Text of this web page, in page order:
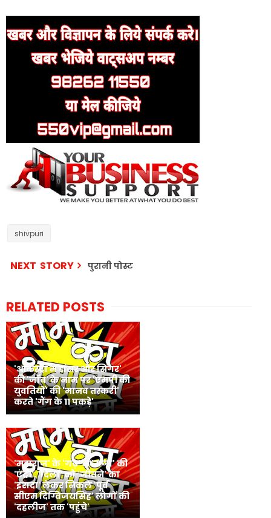
shivpuri
NEXT STORY पुरानी पोस्ट
RELATED POSTS
'आर्केस्ट्रा में डांसर और सिंगर'
की 'जॉब' के नाम पर 'एमपी की
युवतियों' की 'मानव तस्करी'
करते 'गैंग के 11 पकड़े'
'महाराज' के 'गढ़' में 'राजा' की
'एंट्री', 'दिलों' को 'जीतने' का
'इरादा' लेकर निकले 'पूर्व
सीएम दिग्विजयसिंह' लोगों की
'दहलीज' तक 'पहुंचे'